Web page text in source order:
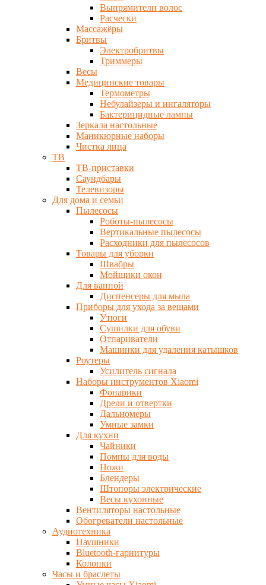
Выпрямители волос
Расчески
Массажёры
Бритвы
Электробритвы
Триммеры
Весы
Медицинские товары
Термометры
Небулайзеры и ингаляторы
Бактерицидные лампы
Зеркала настольные
Маникюрные наборы
Чистка лица
ТВ
ТВ-приставки
Саундбары
Телевизоры
Для дома и семьи
Пылесосы
Роботы-пылесосы
Вертикальные пылесосы
Расходники для пылесосов
Товары для уборки
Швабры
Мойщики окон
Для ванной
Диспенсеры для мыла
Приборы для ухода за вещами
Утюги
Сушилки для обуви
Отпариватели
Машинки для удаления катышков
Роутеры
Усилитель сигнала
Наборы инструментов Xiaomi
Фонарики
Дрели и отвертки
Дальномеры
Умные замки
Для кухни
Чайники
Помпы для воды
Ножи
Блендеры
Штопоры электрические
Весы кухонные
Вентиляторы настольные
Обогреватели настольные
Аудиотехника
Наушники
Bluetooth-гарнитуры
Колонки
Часы и браслеты